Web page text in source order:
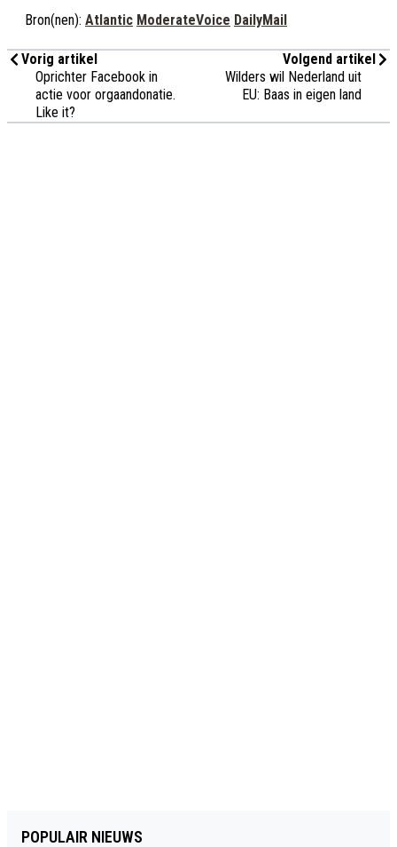
Bron(nen): Atlantic ModerateVoice DailyMail
Vorig artikel
Oprichter Facebook in
actie voor orgaandonatie.
Like it?
Volgend artikel
Wilders wil Nederland uit
EU: Baas in eigen land
POPULAIR NIEUWS